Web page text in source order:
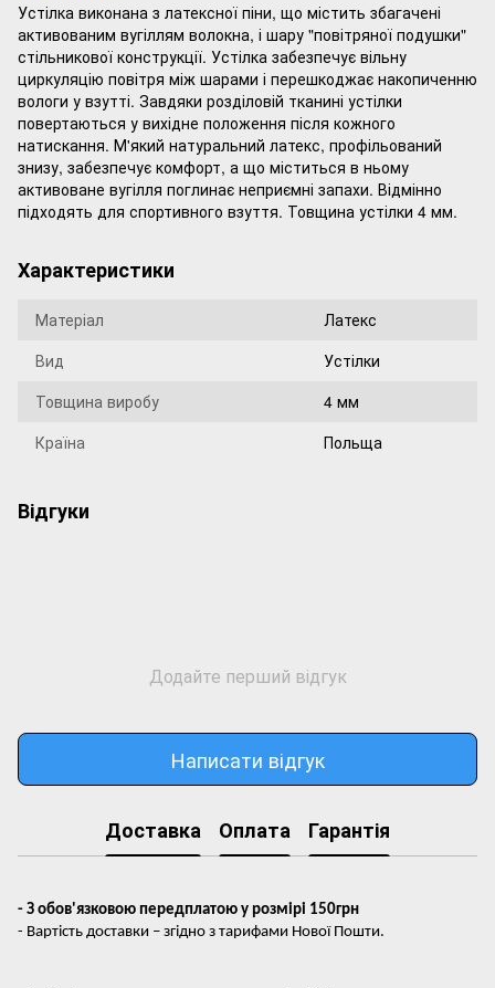
Устілка виконана з латексної піни, що містить збагачені
активованим вугіллям волокна, і шару "повітряної подушки"
стільникової конструкції. Устілка забезпечує вільну
циркуляцію повітря між шарами і перешкоджає накопиченню
вологи у взутті. Завдяки розділовій тканині устілки
повертаються у вихідне положення після кожного
натискання. М'який натуральний латекс, профільований
знизу, забезпечує комфорт, а що міститься в ньому
активоване вугілля поглинає неприємні запахи. Відмінно
підходять для спортивного взуття. Товщина устілки 4 мм.
Характеристики
Матеріал
Латекс
Вид
Устілки
Товщина виробу
4 мм
Країна
Польща
Відгуки
Додайте перший відгук
Написати відгук
Доставка Оплата Гарантія
- З обов'язковою передплатою у розмірі 150грн
- Вартість доставки – згідно з тарифами Нової Пошти.